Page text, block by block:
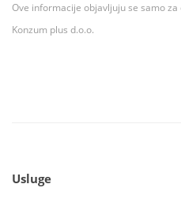
Ove informacije objavljuju se samo
Konzum plus d.o.o.
Usluge